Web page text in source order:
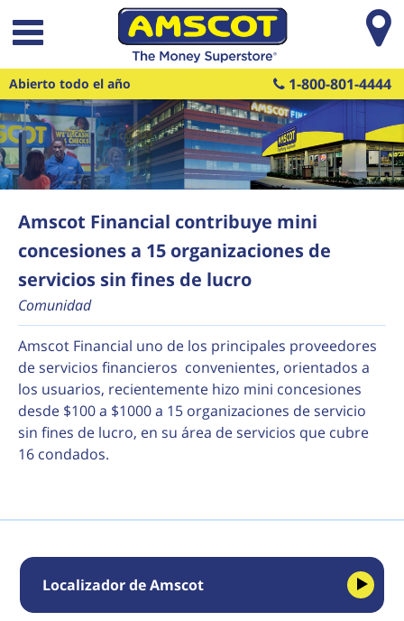
Saltar al contenido principal
Abierto todo el año 1-800-801-4444
Amscot Financial contribuye mini
concesiones a 15 organizaciones de
servicios sin fines de lucro
Comunidad
Amscot Financial uno de los principales proveedores
de servicios financieros convenientes, orientados a
los usuarios, recientemente hizo mini concesiones
desde $100 a $1000 a 15 organizaciones de servicio
sin fines de lucro, en su área de servicios que cubre
16 condados.
Localizador de Amscot